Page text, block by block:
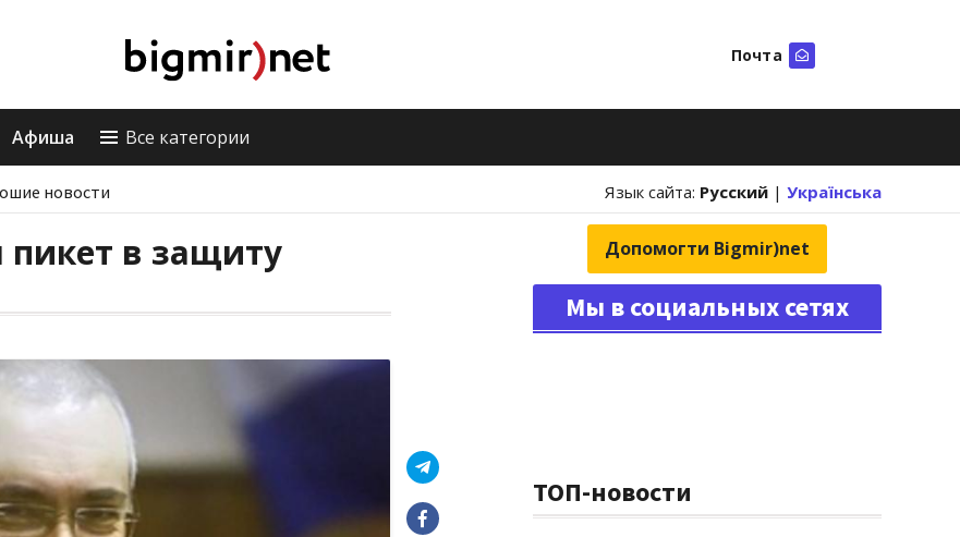
Почта
Афиша Все категории
новости Язык сайта: Русский | Українська
пикет в защиту Допомогти Bigmir)net
Мы в социальных сетях
ТОП-новости